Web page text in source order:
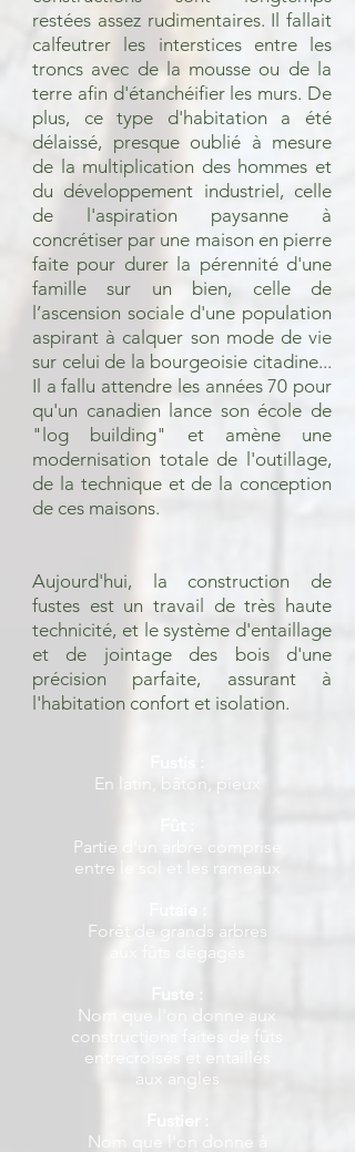
restées assez rudimentaires. Il fallait
calfeutrer les interstices entre les
troncs avec de la mousse ou de la
terre afin d'étanchéifier les murs. De
plus, ce type d'habitation a été
délaissé, presque oublié à mesure
de la multiplication des hommes et
du développement industriel, celle
de l'aspiration paysanne à
concrétiser par une maison en pierre
faite pour durer la pérennité d'une
famille sur un bien, celle de
l’ascension sociale d'une population
aspirant à calquer son mode de vie
sur celui de la bourgeoisie citadine...
Il a fallu attendre les années 70 pour
qu'un canadien lance son école de
"log building" et amène une
modernisation totale de l'outillage,
de la technique et de la conception
de ces maisons.
Aujourd'hui, la construction de
fustes est un travail de très haute
technicité, et le système d'entaillage
et de jointage des bois d'une
précision parfaite, assurant à
l'habitation confort et isolation.
En latin, bâton, pieux
Partie d'un arbre comprise
entre le sol et les rameaux
Forêt de grands arbres
aux fûts dégagés
Fuste :
Nom que l'on donne aux
constructions faites de fûts
entrecroisés et entaillés
aux angles
Fustier :
Nom que l'on donne à